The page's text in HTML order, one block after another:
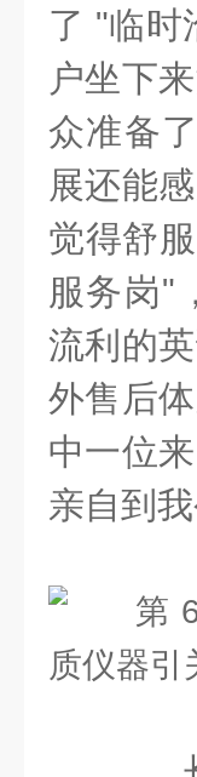
了 "临时
户坐下
众准备
展还能
觉得舒
服务岗"
流利的
外售后
中一位
亲自到